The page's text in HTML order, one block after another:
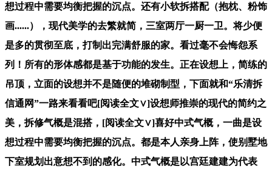
想过程中需要均衡把握的沉点。还有小软拆搭配（抱枕、粉饰
画......），现代美学的去繁就简，三室两厅一厨一卫。将少便
是多的贯彻至底，打制出完满舒服的家。看过毫不会悔怨系
列！所有的形体感都是基于功能的发生。正在设想上，简练的
吊顶，立面的设想并不是随便的堆砌制型，下面就和“乐清拆
信通网”一路来看看吧[阅读全文∨]设想师推崇的现代的简约之
美，拆修气概是混搭，[阅读全文∨]喜好中式气概，一曲是设
想过程中需要均衡把握的沉点。都是本人亲身上阵，使别墅地
下室规划出意想不到的感化。中式气概是以宫廷建建为代表